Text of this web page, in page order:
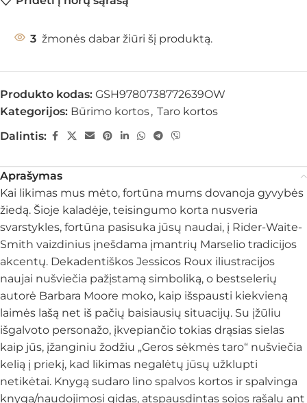
3 žmonės dabar žiūri šį produktą.
Produkto kodas: GSH9780738772639OW
Kategorijos: Būrimo kortos, Taro kortos
Dalintis:
Aprašymas
Kai likimas mus mėto, fortūna mums dovanoja gyvybės
žiedą. Šioje kaladėje, teisingumo korta nusveria
svarstykles, fortūna pasisuka jūsų naudai, į Rider-Waite-
Smith vaizdinius įnešdama įmantrių Marselio tradicijos
akcentų. Dekadentiškos Jessicos Roux iliustracijos
naujai nušviečia pažįstamą simboliką, o bestselerių
autorė Barbara Moore moko, kaip išspausti kiekvieną
laimės lašą net iš pačių baisiausių situacijų. Su įžūliu
išgalvoto personažo, įkvepiančio tokias drąsias sielas
kaip jūs, įžanginiu žodžiu „Geros sėkmės taro“ nušviečia
kelią į priekį, kad likimas negalėtų jūsų užklupti
netikėtai. Knygą sudaro lino spalvos kortos ir spalvinga
knyga/naudojimosi gidas, atspausdintas sojos rašalu ant